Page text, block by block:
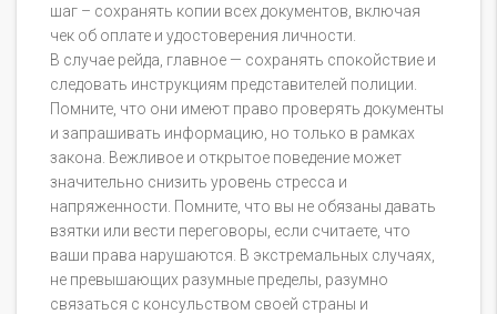
шаг – сохранять копии всех документов, включая
чек об оплате и удостоверения личности.
В случае рейда, главное — сохранять спокойствие и
следовать инструкциям представителей полиции.
Помните, что они имеют право проверять документы
и запрашивать информацию, но только в рамках
закона. Вежливое и открытое поведение может
значительно снизить уровень стресса и
напряженности. Помните, что вы не обязаны давать
взятки или вести переговоры, если считаете, что
ваши права нарушаются. В экстремальных случаях,
не превышающих разумные пределы, разумно
связаться с консульством своей страны и